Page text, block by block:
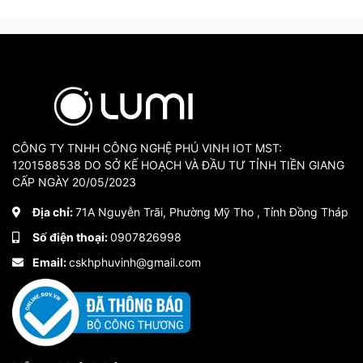
Ổ cắm mạng Luso cao cấp
3. Thiết kế sang trọng, tinh
tế, phù hợp với không gian
nhà hiện đại
CÔNG TY TNHH CÔNG NGHỆ PHÚ VINH IOT MST:
1201588538 DO SỞ KẾ HOẠCH VÀ ĐẦU TƯ TỈNH TIỀN GIANG
CẤP NGÀY 20/05/2023
Địa chỉ:71A Nguyễn Trãi, Phường Mỹ Tho , Tỉnh Đồng Tháp
Số điện thoại:0907826998
Email:cskhphuvinh@gmail.com